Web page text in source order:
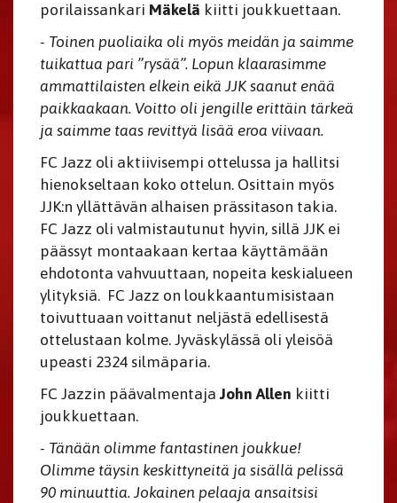
porilaissankari Mäkelä kiitti joukkuettaan.
- Toinen puoliaika oli myös meidän ja saimme
tuikattua pari ”rysää”. Lopun klaarasimme
ammattilaisten elkein eikä JJK saanut enää
paikkaakaan. Voitto oli jengille erittäin tärkeä
ja saimme taas revittyä lisää eroa viivaan.
FC Jazz oli aktiivisempi ottelussa ja hallitsi
hienokseltaan koko ottelun. Osittain myös
JJK:n yllättävän alhaisen prässitason takia.
FC Jazz oli valmistautunut hyvin, sillä JJK ei
päässyt montaakaan kertaa käyttämään
ehdotonta vahvuuttaan, nopeita keskialueen
ylityksiä. FC Jazz on loukkaantumisistaan
toivuttuaan voittanut neljästä edellisestä
ottelustaan kolme. Jyväskylässä oli yleisöä
upeasti 2324 silmäparia.
FC Jazzin päävalmentaja John Allen kiitti
joukkuettaan.
- Tänään olimme fantastinen joukkue!
Olimme täysin keskittyneitä ja sisällä pelissä
90 minuuttia. Jokainen pelaaja ansaitsisi